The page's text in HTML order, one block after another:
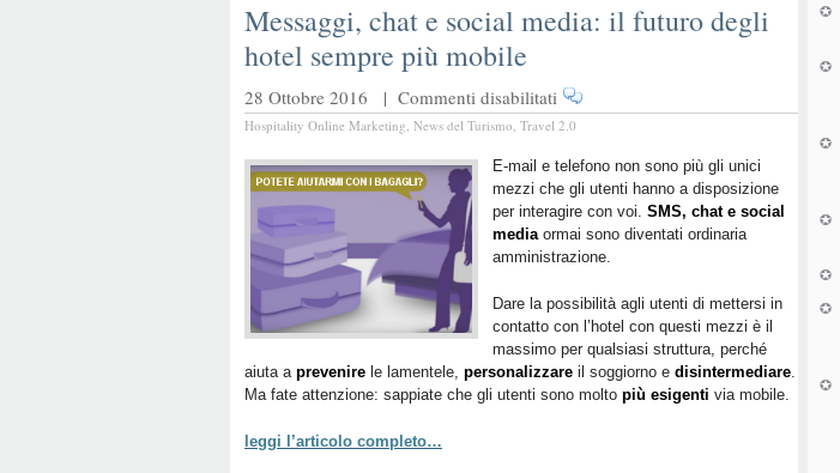
Messaggi, chat e social media: il futuro degli
hotel sempre più mobile
28 Ottobre 2016 | Commenti disabilitati su
Messaggi,
e
social
media:
il
futuro
hotel
sempre
più
mobile
Hospitality Online Marketing, News del Turismo, Travel 2.0
E-mail e telefono non sono più gli unici
mezzi che gli utenti hanno a disposizione
per interagire con voi. SMS, chat e social
mediaormai sono diventati ordinaria
amministrazione.
Dare la possibilità agli utenti di mettersi in
contatto con l’hotel con questi mezzi è il
massimo per qualsiasi struttura, perché
aiuta a prevenire le lamentele, personalizzare il soggiorno e disintermediare.
Ma fate attenzione: sappiate che gli utenti sono molto più esigenti via mobile.
leggi l’articolo completo…